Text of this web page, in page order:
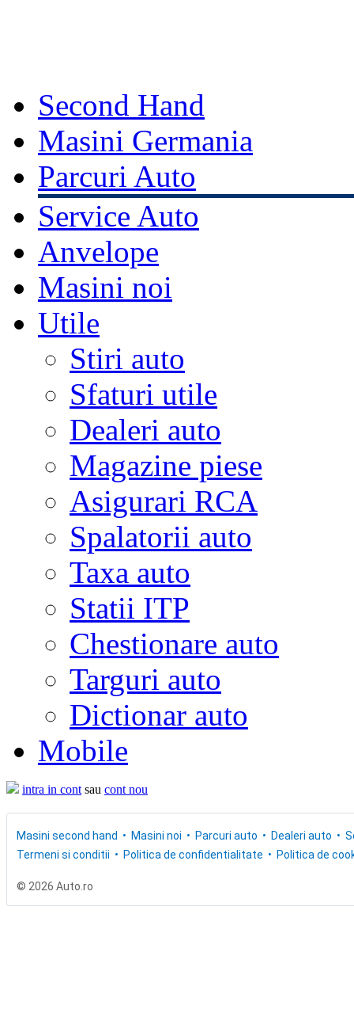
Second Hand
Masini Germania
Parcuri Auto
Service Auto
Anvelope
Masini noi
Utile
Stiri auto
Sfaturi utile
Dealeri auto
Magazine piese
Asigurari RCA
Spalatorii auto
Taxa auto
Statii ITP
Chestionare auto
Targuri auto
Dictionar auto
Mobile
intra in cont sau cont nou
Masini second hand Masini noi Parcuri auto Dealeri auto
Termeni si conditii
Politica de confidentialitate Politica de
© 2026 Auto.ro